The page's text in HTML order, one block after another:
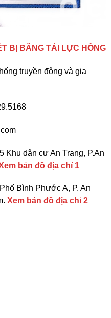
BỊ BĂNG TẢI LỰC HỒNG
truyền động và gia
Khu dân cư An Trang, P.An
bản đồ địa chỉ 1
Bình Phước A, P. An
Xem bản đồ địa chỉ 2